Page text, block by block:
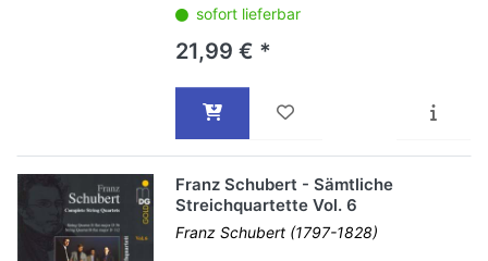
sofort lieferbar
21,99 € *
Franz Schubert - Sämtliche
Streichquartette Vol. 6
Franz Schubert (1797-1828)